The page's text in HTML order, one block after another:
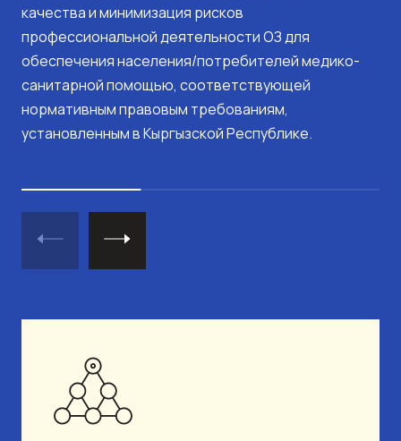
качества и минимизация рисков
профессиональной деятельности ОЗ для
обеспечения населения/потребителей медико-
санитарной помощью, соответствующей
нормативным правовым требованиям,
установленным в Кыргызской Республике.